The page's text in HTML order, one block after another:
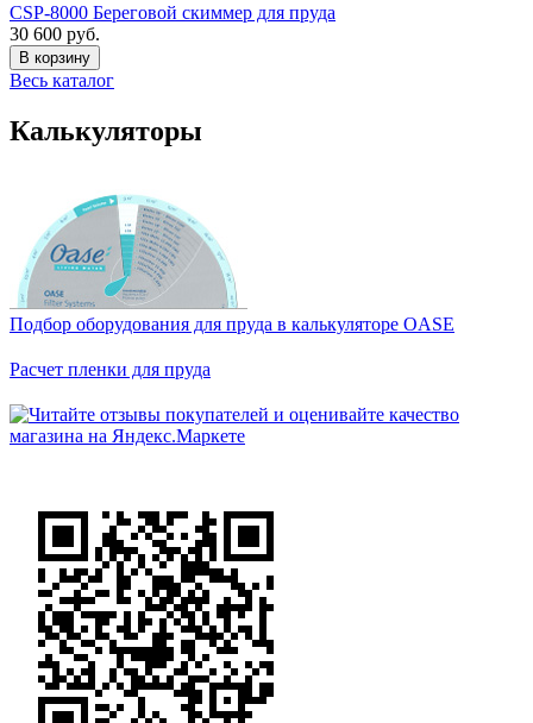
CSP-8000 Береговой скиммер для пруда
30 600 руб.
В корзину
Весь каталог
Калькуляторы
Подбор оборудования для пруда в калькуляторе OASE
Расчет пленки для пруда